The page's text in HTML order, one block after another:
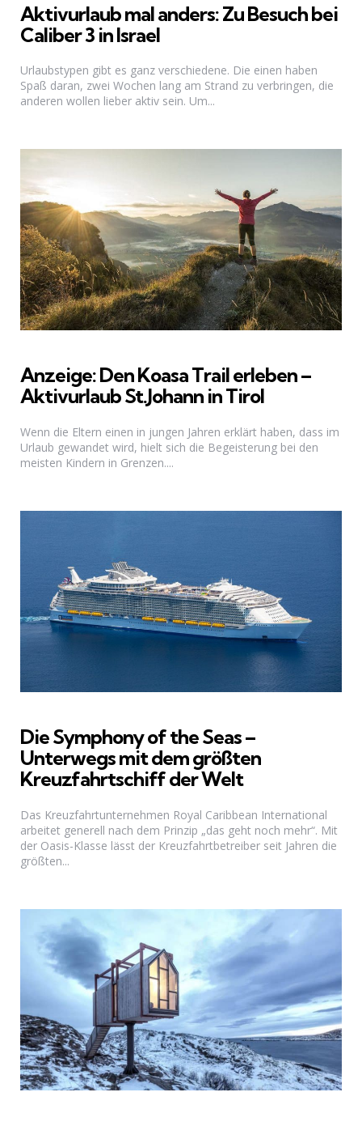
Aktivurlaub mal anders: Zu Besuch bei
Caliber 3 in Israel
Urlaubstypen gibt es ganz verschiedene. Die einen haben
Spaß daran, zwei Wochen lang am Strand zu verbringen, die
anderen wollen lieber aktiv sein. Um...
Anzeige: Den Koasa Trail erleben –
Aktivurlaub St.Johann in Tirol
Wenn die Eltern einen in jungen Jahren erklärt haben, dass im
Urlaub gewandet wird, hielt sich die Begeisterung bei den
meisten Kindern in Grenzen....
Die Symphony of the Seas –
Unterwegs mit dem größten
Kreuzfahrtschiff der Welt
Das Kreuzfahrtunternehmen Royal Caribbean International
arbeitet generell nach dem Prinzip „das geht noch mehr“. Mit
der Oasis-Klasse lässt der Kreuzfahrtbetreiber seit Jahren die
größten...